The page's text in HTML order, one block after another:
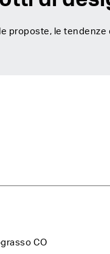
proposte, le tendenze
CO